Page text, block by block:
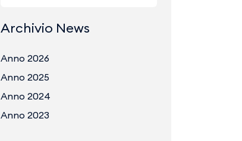
Archivio News
Anno 2026
Anno 2025
Anno 2024
Anno 2023